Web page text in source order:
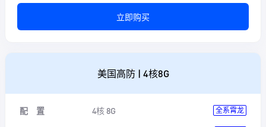
立即购买
美国高防 | 4核8G
配 置 4核 8G 全系霄龙